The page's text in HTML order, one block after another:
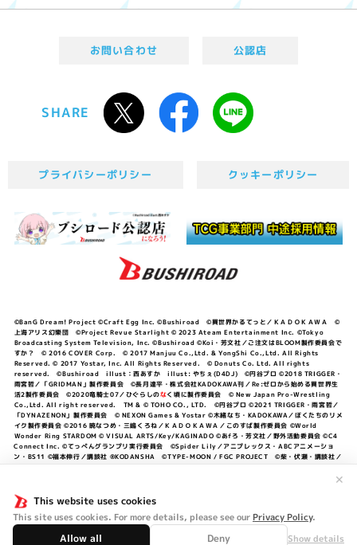
This website uses cookies
This site uses cookies. For more details, please see our Privacy Policy.
Allow all Deny Show details
✕
お問い合わせ 公認店
SHARE
プライバシーポリシー クッキーポリシー
©BanG Dream! Project ©Craft Egg Inc. ©Bushiroad ©異世界かるてっと／ＫＡＤＯＫＡＷＡ ©
上海アリス幻樂団 ©Project Revue Starlight © 2023 Ateam Entertainment Inc. ©Tokyo
Broadcasting System Television, Inc. ©Bushiroad ©Koi・芳文社／ご注文はBLOOM製作委員会で
すか？ © 2016 COVER Corp. © 2017 Manjuu Co.,Ltd. & YongShi Co.,Ltd. All Rights
Reserved. © 2017 Yostar, Inc. All Rights Reserved. © Donuts Co. Ltd. All rights
reserved. ©Bushiroad illust：西あすか illust: やちぇ(D4DJ) ©円谷プロ ©2018 TRIGGER・
雨宮哲／「GRIDMAN」製作委員会 ©長月達平・株式会社KADOKAWA刊／Re:ゼロから始める異世界生
活2製作委員会 ©2020竜騎士07／ひぐらしのなく頃に製作委員会 © New Japan Pro-Wrestling
Co.,Ltd. All right reserved. TM & © TOHO CO., LTD. ©円谷プロ ©2021 TRIGGER・雨宮哲／
「DYNAZENON」製作委員会 © NEXON Games & Yostar ©木緒なち・KADOKAWA／ぼくたちのリメ
イク製作委員会 ©2016 暁なつめ・三嶋くろね／ＫＡＤＯＫＡＷＡ／このすば製作委員会 ©World
Wonder Ring STARDOM © VISUAL ARTS/Key/KAGINADO ©あfろ・芳文社／野外活動委員会 ©C4
Connect Inc. ©てっぺんグランプリ実行委員会 ©Spider Lily／アニプレックス・ABCアニメーショ
ン・BS11 ©福本伸行／講談社 ®KODANSHA ©TYPE-MOON / FGC PROJECT ©柴・伏瀬・講談社／
©中村力斗・野澤ゆき子／集英社・君のことが大大大大大好きな製作委員会 ©IIS-P／ぽんのみち製作委
員会 ©円谷プロ ©2023 TRIGGER・雨宮哲／「劇場版グリッドマンユニバース」製作委員会 © NEXON
Games／アビドス商店街 ©プロジェクトラブライブ！蓮ノ空女学院スクールアイドルクラブ ©「勇気爆
発バーンブレイバーン」製作委員会